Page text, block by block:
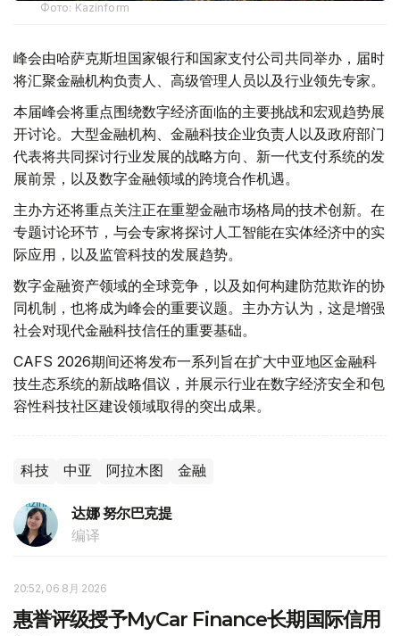
Фото: Kazinform
峰会由哈萨克斯坦国家银行和国家支付公司共同举办，届时
将汇聚金融机构负责人、高级管理人员以及行业领先专家。
本届峰会将重点围绕数字经济面临的主要挑战和宏观趋势展
开讨论。大型金融机构、金融科技企业负责人以及政府部门
代表将共同探讨行业发展的战略方向、新一代支付系统的发
展前景，以及数字金融领域的跨境合作机遇。
主办方还将重点关注正在重塑金融市场格局的技术创新。在
专题讨论环节，与会专家将探讨人工智能在实体经济中的实
际应用，以及监管科技的发展趋势。
数字金融资产领域的全球竞争，以及如何构建防范欺诈的协
同机制，也将成为峰会的重要议题。主办方认为，这是增强
社会对现代金融科技信任的重要基础。
CAFS 2026期间还将发布一系列旨在扩大中亚地区金融科
技生态系统的新战略倡议，并展示行业在数字经济安全和包
容性科技社区建设领域取得的突出成果。
科技 中亚 阿拉木图 金融
达娜 努尔巴克提
编译
20:52, 06 8月 2026
惠誉评级授予MyCar Finance长期国际信用